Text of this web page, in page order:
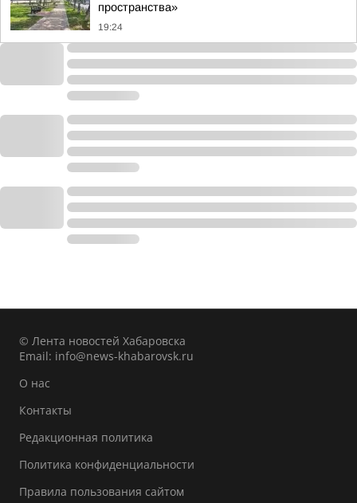
пространства»
19:24
© Лента новостей Хабаровска
Email: info@news-khabarovsk.ru
О нас
Контакты
Редакционная политика
Политика конфиденциальности
Правила пользования сайтом